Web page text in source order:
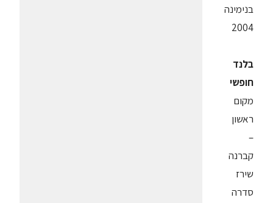
בנימינה
2004
בלנד
חופשי
מקום
ראשון
–
קברנה
שירז
סדרה